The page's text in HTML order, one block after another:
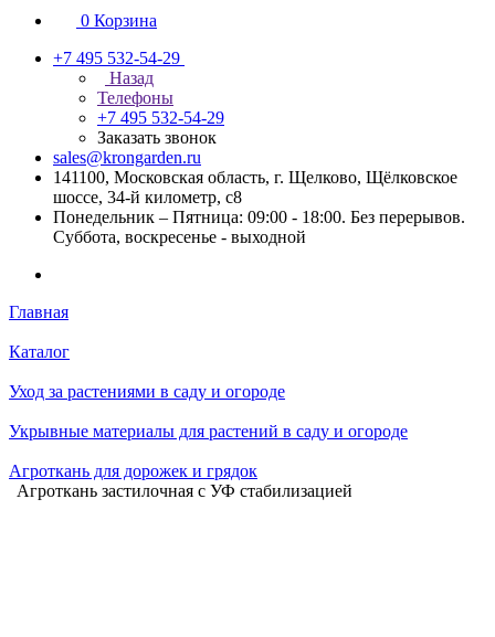
0 Корзина
+7 495 532-54-29
Назад
Телефоны
+7 495 532-54-29
Заказать звонок
sales@krongarden.ru
141100, Московская область, г. Щелково, Щёлковское
шоссе, 34-й километр, с8
Понедельник – Пятница: 09:00 - 18:00. Без перерывов.
Суббота, воскресенье - выходной
Главная
Каталог
Уход за растениями в саду и огороде
Укрывные материалы для растений в саду и огороде
Агроткань для дорожек и грядок
Агроткань застилочная с УФ стабилизацией